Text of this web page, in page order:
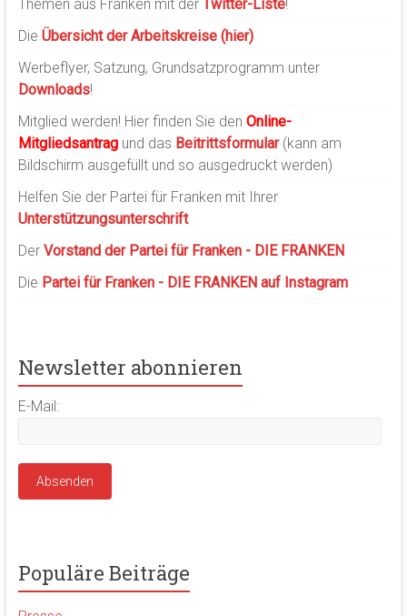
Themen aus Franken mit der Twitter-Liste!
Die Übersicht der Arbeitskreise (hier)
Werbeflyer, Satzung, Grundsatzprogramm unter
Downloads!
Mitglied werden! Hier finden Sie den Online-
Mitgliedsantragund das Beitrittsformular(kann am
Bildschirm ausgefüllt und so ausgedruckt werden)
Helfen Sie der Partei für Franken mit Ihrer
Unterstützungsunterschrift
Der Vorstand der Partei für Franken - DIE FRANKEN
Die Partei für Franken - DIE FRANKEN auf Instagram
Newsletter abonnieren
E-Mail:
Populäre Beiträge